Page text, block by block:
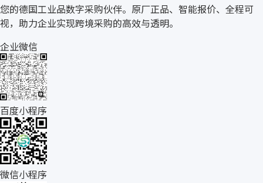
您的德国工业品数字采购伙伴。原厂正品、智能报价、全程可
视，助力企业实现跨境采购的高效与透明。
企业微信
百度小程序
微信小程序